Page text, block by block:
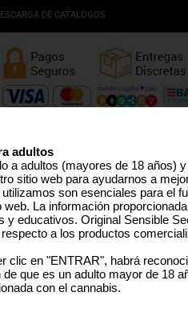
DE CATALOGOS
ALTO THC LÍNEA PRO SEMILLAS MEDICINAL
Garlic
(Chemdawg x
adultos
a adultos (mayores de 18 años)
sitio web para ayudarnos a
son esenciales para el
La información
y educativos. Original Sensible
a los productos
clic en "ENTRAR", habrá
que es un adulto mayor de 18
con el cannabis.